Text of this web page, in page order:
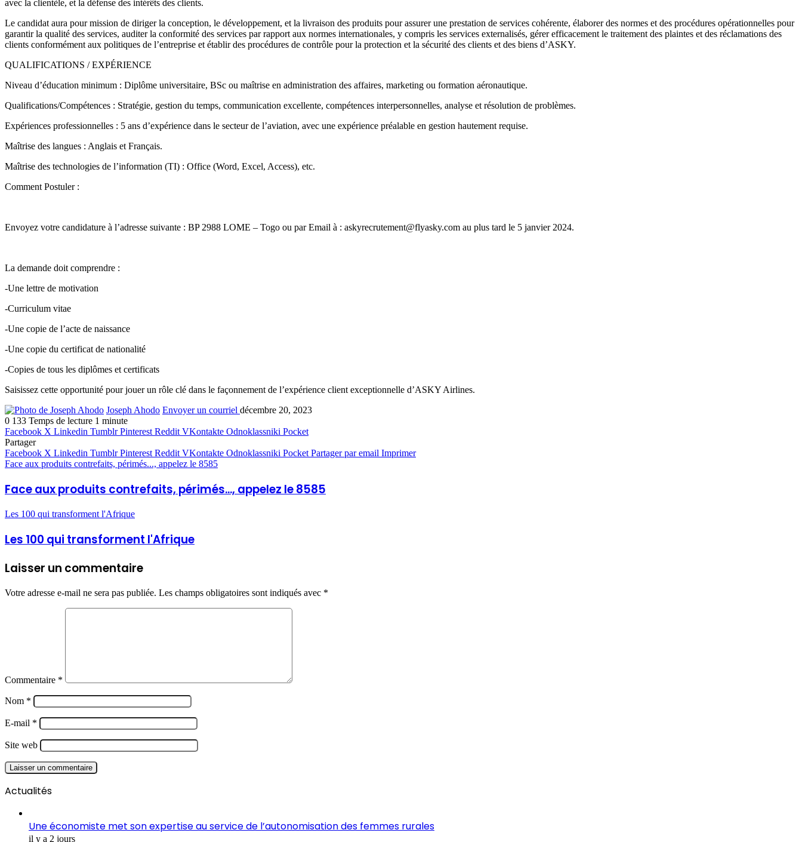
avec la clientèle, et la défense des intérêts des clients.
Le candidat aura pour mission de diriger la conception, le développement, et la livraison des produits pour assurer une prestation de services cohérente, élaborer des normes et des procédures opérationnelles pour
garantir la qualité des services, auditer la conformité des services par rapport aux normes internationales, y compris les services externalisés, gérer efficacement le traitement des plaintes et des réclamations des
clients conformément aux politiques de l’entreprise et établir des procédures de contrôle pour la protection et la sécurité des clients et des biens d’ASKY.
QUALIFICATIONS / EXPÉRIENCE
Niveau d’éducation minimum : Diplôme universitaire, BSc ou maîtrise en administration des affaires, marketing ou formation aéronautique.
Qualifications/Compétences : Stratégie, gestion du temps, communication excellente, compétences interpersonnelles, analyse et résolution de problèmes.
Expériences professionnelles : 5 ans d’expérience dans le secteur de l’aviation, avec une expérience préalable en gestion hautement requise.
Maîtrise des langues : Anglais et Français.
Maîtrise des technologies de l’information (TI) : Office (Word, Excel, Access), etc.
Comment Postuler :
Envoyez votre candidature à l’adresse suivante : BP 2988 LOME – Togo ou par Email à : askyrecrutement@flyasky.com au plus tard le 5 janvier 2024.
La demande doit comprendre :
-Une lettre de motivation
-Curriculum vitae
-Une copie de l’acte de naissance
-Une copie du certificat de nationalité
-Copies de tous les diplômes et certificats
Saisissez cette opportunité pour jouer un rôle clé dans le façonnement de l’expérience client exceptionnelle d’ASKY Airlines.
Joseph Ahodo Envoyer un courriel décembre 20, 2023
0 133 Temps de lecture 1 minute
Facebook X Linkedin Tumblr Pinterest Reddit VKontakte Odnoklassniki Pocket
Partager
Facebook X Linkedin Tumblr Pinterest Reddit VKontakte Odnoklassniki Pocket Partager par email Imprimer
Face aux produits contrefaits, périmés..., appelez le 8585
Face aux produits contrefaits, périmés..., appelez le 8585
Les 100 qui transforment l'Afrique
Les 100 qui transforment l'Afrique
Laisser un commentaire
Votre adresse e-mail ne sera pas publiée. Les champs obligatoires sont indiqués avec *
Commentaire *
Nom *
E-mail *
Site web
Actualités
Une économiste met son expertise au service de l’autonomisation des femmes rurales
il y a 2 jours